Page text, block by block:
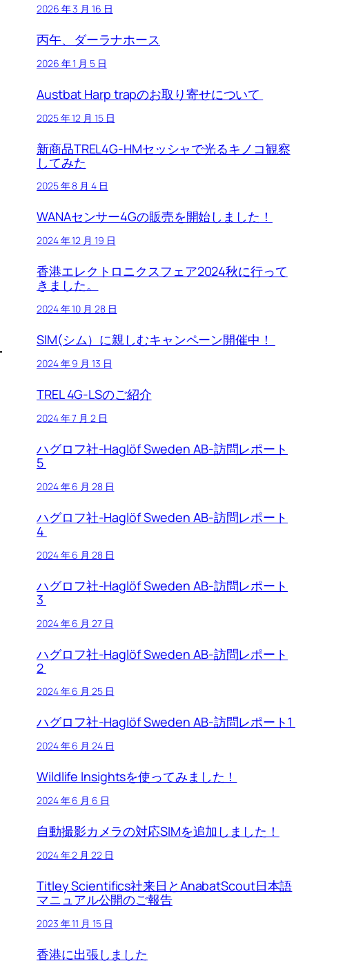
2026 年 3 月 16 日
丙午、ダーラナホース
2026 年 1 月 5 日
Austbat Harp trapのお取り寄せについて
2025 年 12 月 15 日
新商品TREL4G-HMセッシャで光るキノコ観察
してみた
2025 年 8 月 4 日
WANAセンサー4Gの販売を開始しました！
2024 年 12 月 19 日
香港エレクトロニクスフェア2024秋に行って
きました。
2024 年 10 月 28 日
SIM(シム）に親しむキャンペーン開催中！
2024 年 9 月 13 日
TREL 4G-LSのご紹介
2024 年 7 月 2 日
ハグロフ社-Haglöf Sweden AB-訪問レポート
5
2024 年 6 月 28 日
ハグロフ社-Haglöf Sweden AB-訪問レポート
4
2024 年 6 月 28 日
ハグロフ社-Haglöf Sweden AB-訪問レポート
3
2024 年 6 月 27 日
ハグロフ社-Haglöf Sweden AB-訪問レポート
2
2024 年 6 月 25 日
ハグロフ社-Haglöf Sweden AB-訪問レポート1
2024 年 6 月 24 日
Wildlife Insightsを使ってみました！
2024 年 6 月 6 日
自動撮影カメラの対応SIMを追加しました！
2024 年 2 月 22 日
Titley Scientifics社来日とAnabatScout日本語
マニュアル公開のご報告
2023 年 11 月 15 日
香港に出張しました